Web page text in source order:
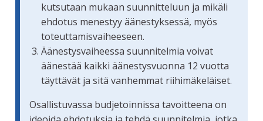
kutsutaan mukaan suunnitteluun ja mikäli
ehdotus menestyy äänestyksessä, myös
toteuttamisvaiheeseen.
Äänestysvaiheessa suunnitelmia voivat
äänestää kaikki äänestysvuonna 12 vuotta
täyttävät ja sitä vanhemmat riihimäkeläiset.
Osallistuvassa budjetoinnissa tavoitteena on